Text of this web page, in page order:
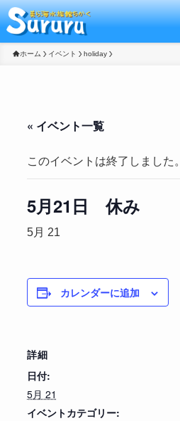
ホーム イベント holiday
« イベント一覧
このイベントは終了しました。
5月21日 休み
5月 21
カレンダーに追加
詳細
日付:
5月 21
イベントカテゴリー: